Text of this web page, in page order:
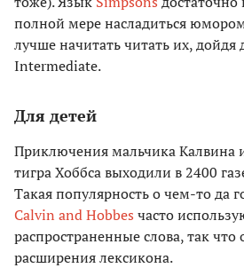
полной мере насладиться
лучше начитать читать их, дойдя
Intermediate.
Для детей
Приключения мальчика Калвина
тигра Хоббса выходили в 2400
Такая популярность о чем-то да
Calvin and Hobbes часто
распространенные слова, так что
расширения лексикона.